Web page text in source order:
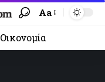
Aa
Οικονομία